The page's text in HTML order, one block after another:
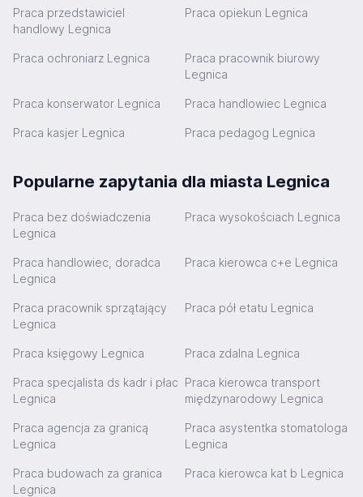
Praca przedstawiciel
handlowy Legnica
Praca opiekun Legnica
Praca ochroniarz Legnica
Praca pracownik biurowy
Legnica
Praca konserwator Legnica Praca handlowiec Legnica
Praca kasjer Legnica Praca pedagog Legnica
Popularne zapytania dla miasta Legnica
Praca bez doświadczenia
Legnica
Praca wysokościach Legnica
Praca handlowiec, doradca
Legnica
Praca kierowca c+e Legnica
Praca pracownik sprzątający
Legnica
Praca pół etatu Legnica
Praca księgowy Legnica Praca zdalna Legnica
Praca specjalista ds kadr i płac
Legnica
Praca kierowca transport
międzynarodowy Legnica
Praca agencja za granicą
Legnica
Praca asystentka stomatologa
Legnica
Praca budowach za granica
Legnica
Praca kierowca kat b Legnica